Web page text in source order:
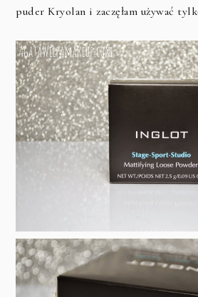
puder Kryolan i zaczęłam używać